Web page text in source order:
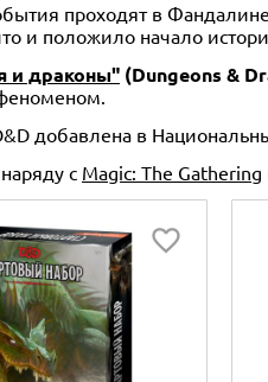
проходят в
и положило начало
и драконы" (Dungeons &
добавлена в
с Magic: The Gathering